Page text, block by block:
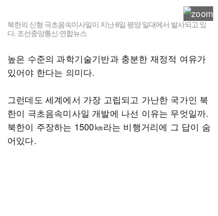
북한의 신형 극초음속미사일이 지난 6일 평양 일대에서 발사되고 있
다. 조선중앙통신·연합뉴스
높은 수준의 과학기술기반과 충분한 재정적 여유가
있어야 한다는 의미다.
그런데도 세계에서 가장 고립되고 가난한 국가인 북
한이 극초음속미사일 개발에 나선 이유는 무엇일까.
북한이 주장하는 1500㎞라는 비행거리에 그 답이 숨
어있다.